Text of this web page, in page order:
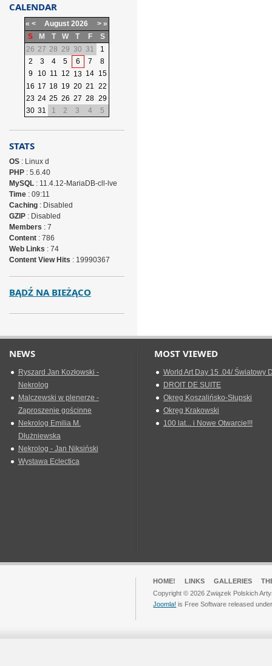
CALENDAR
« < August 2026 > »
S
M T W T F
S
26 27 28 29 30 31
1
2
3 4 5 6 7
8
9
10 11 12 13 14 15
16 17 18 19 20 21 22
23 24 25 26 27 28 29
30 31 1 2 3 4 5
STATS
OS: Linux d
PHP: 5.6.40
MySQL: 11.4.12-MariaDB-cll-lve
Time: 09:11
Caching: Disabled
GZIP: Disabled
Members : 7
Content: 786
Web Links : 74
Content View Hits : 19990367
BĄDŹ NA BIEŻĄCO
NEWS
Ryszard Jan Kozłowski -
Nekrolog
Malczewski w plenerze -
Zaproszenie gościnne
Nekrolog Emilia M.
Dłużniewska
Nekrolog - Jan Niksiński
Wystawa Eclectica
MOST VIEWED
World Art Day 15 .04/ Światowy
DROIT DE SUITE
Okreg Koszalińsko-Słupski
Okręg Krakowski
100 lat... i Nowe Otwarcie!!!
HOME! LINKS GALLERIES
Copyright © 2026 Związek Polskich
Joomla! is Free Software released